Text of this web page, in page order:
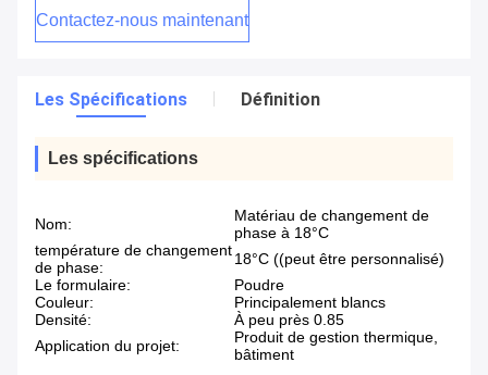
Contactez-nous maintenant
Les Spécifications Définition
Les spécifications
Nom:
Matériau de changement de
phase à 18°C
température de changement
de phase:
18°C ((peut être personnalisé)
Le formulaire:
Poudre
Couleur:
Principalement blancs
Densité:
À peu près 0.85
Application du projet:
Produit de gestion thermique,
bâtiment